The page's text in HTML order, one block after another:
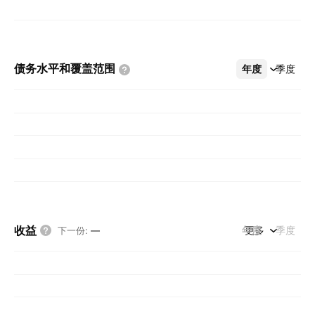
债务水平和覆盖范围 年度 季度
更多
收益 下一份: — 年度 季度
更多